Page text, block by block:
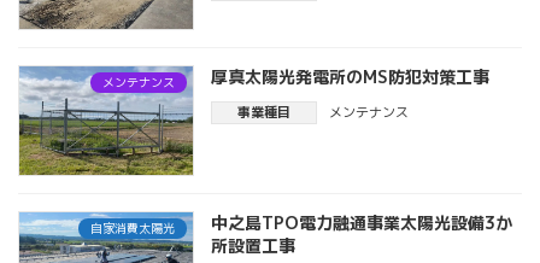
メンテナンス 厚真太陽光発電所のMS防犯対策工事
事業種目 メンテナンス
自家消費太陽光
中之島TPO電力融通事業太陽光設備3か
所設置工事